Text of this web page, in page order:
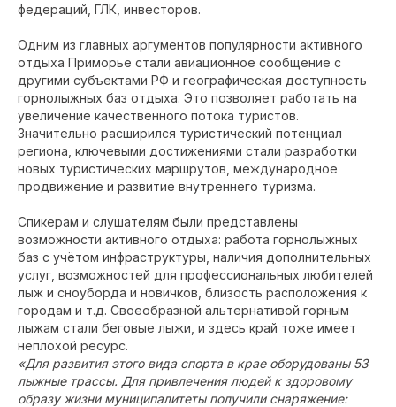
федераций, ГЛК, инвесторов.
Одним из главных аргументов популярности активного
отдыха Приморье стали авиационное сообщение с
другими субъектами РФ и географическая доступность
горнолыжных баз отдыха. Это позволяет работать на
увеличение качественного потока туристов.
Значительно расширился туристический потенциал
региона, ключевыми достижениями стали разработки
новых туристических маршрутов, международное
продвижение и развитие внутреннего туризма.
Спикерам и слушателям были представлены
возможности активного отдыха: работа горнолыжных
баз с учётом инфраструктуры, наличия дополнительных
услуг, возможностей для профессиональных любителей
лыж и сноуборда и новичков, близость расположения к
городам и т.д. Своеобразной альтернативой горным
лыжам стали беговые лыжи, и здесь край тоже имеет
неплохой ресурс.
«Для развития этого вида спорта в крае оборудованы 53
лыжные трассы. Для привлечения людей к здоровому
образу жизни муниципалитеты получили снаряжение: